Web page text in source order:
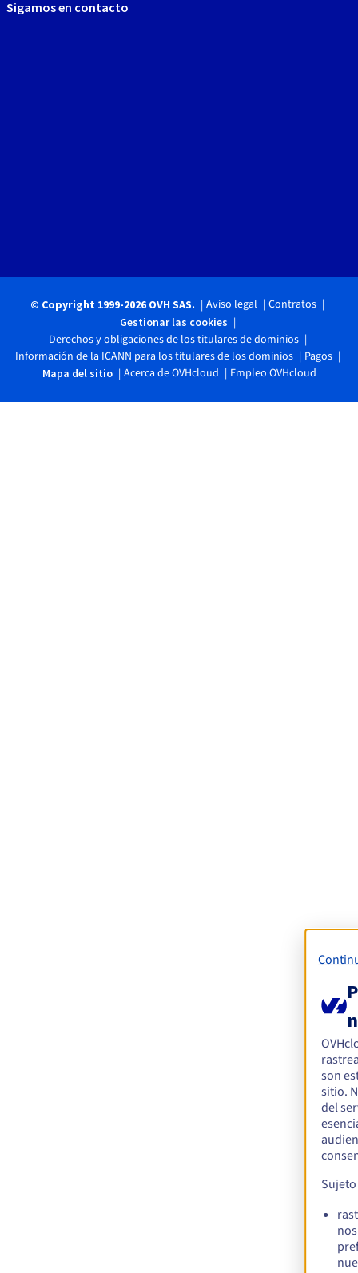
Sigamos en contacto
© Copyright 1999-2026 OVH SAS. Aviso legal Contratos
Gestionar las cookies
Derechos y obligaciones de los titulares de dominios
Información de la ICANN para los titulares de los dominios
Pagos
Mapa del sitio Acerca de OVHcloud Empleo OVHcloud
son
sitio.
del